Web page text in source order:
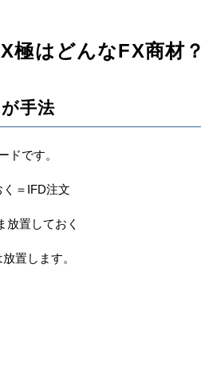
極はどんなFX商材？
手法
ドです。
＝IFD注文
放置しておく
置します。